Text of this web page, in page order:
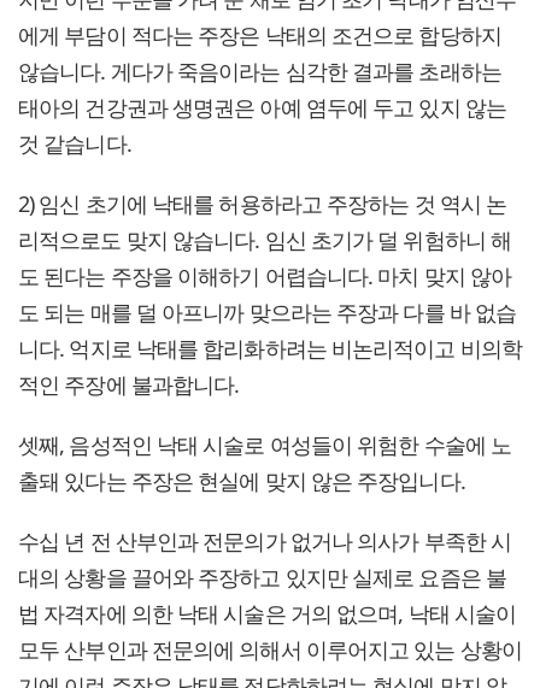
에게 부담이 적다는 주장은 낙태의 조건으로 합당하지
않습니다. 게다가 죽음이라는 심각한 결과를 초래하는
태아의 건강권과 생명권은 아예 염두에 두고 있지 않는
것 같습니다.
2) 임신 초기에 낙태를 허용하라고 주장하는 것 역시 논
리적으로도 맞지 않습니다. 임신 초기가 덜 위험하니 해
도 된다는 주장을 이해하기 어렵습니다. 마치 맞지 않아
도 되는 매를 덜 아프니까 맞으라는 주장과 다를 바 없습
니다. 억지로 낙태를 합리화하려는 비논리적이고 비의학
적인 주장에 불과합니다.
셋째, 음성적인 낙태 시술로 여성들이 위험한 수술에 노
출돼 있다는 주장은 현실에 맞지 않은 주장입니다.
수십 년 전 산부인과 전문의가 없거나 의사가 부족한 시
대의 상황을 끌어와 주장하고 있지만 실제로 요즘은 불
법 자격자에 의한 낙태 시술은 거의 없으며, 낙태 시술이
모두 산부인과 전문의에 의해서 이루어지고 있는 상황이